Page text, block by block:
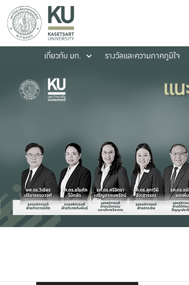
เกี่ยวกับ มก.
รางวัลและความภาคภูมิใจ